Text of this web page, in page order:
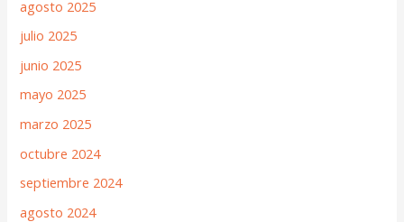
agosto 2025
julio 2025
junio 2025
mayo 2025
marzo 2025
octubre 2024
septiembre 2024
agosto 2024